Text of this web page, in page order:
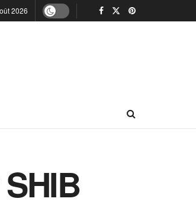
2026